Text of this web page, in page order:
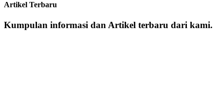
Artikel Terbaru
Kumpulan informasi dan Artikel terbaru dari kami.